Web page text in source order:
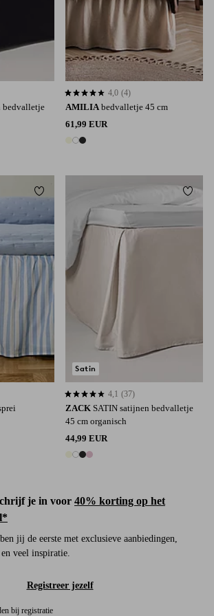
bedvalletje
AMILIA bedvalletje 45 cm
61,99 EUR
3 kleuren
4,0 op basis van 4 beoordelingen
4,0 (4)
Toevoegen aan favorieten
160X200
ZACK SATIN satijnen bedvalletje
45 cm organisch
44,99 EUR
4 kleuren
4,1 op basis van 37 beoordelingen
4,1 (37)
Satin
90X200
180X200
je in voor 40% korting op het
jij de eerste met exclusieve aanbiedingen,
veel inspiratie.
Registreer jezelf
bij registratie